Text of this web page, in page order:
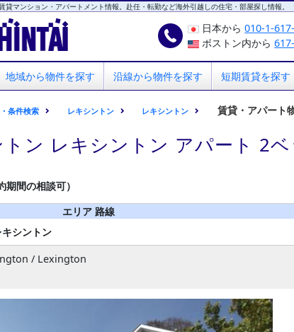
貸マンション・アパートメント情報。赴任・転勤など海外引越しの住宅・部屋探し情報。
ブル ボストン店
日本から010-1-
ボストン内から
地域から物件を探す 沿線から物件を探す 短期賃貸を探す
条件検索 レキシントン レキシントン 賃貸・アパート
トン レキシントン アパート 2
間の相談可）
エリア 路線
キシントン
/ Lexington